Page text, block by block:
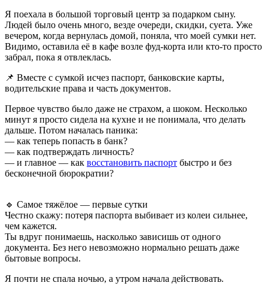
Я поехала в большой торговый центр за подарком сыну.
Людей было очень много, везде очереди, скидки, суета. Уже
вечером, когда вернулась домой, поняла, что моей сумки нет.
Видимо, оставила её в кафе возле фуд-корта или кто-то просто
забрал, пока я отвлеклась.
📌 Вместе с сумкой исчез паспорт, банковские карты,
водительские права и часть документов.
Первое чувство было даже не страхом, а шоком. Несколько
минут я просто сидела на кухне и не понимала, что делать
дальше. Потом началась паника:
— как теперь попасть в банк?
— как подтверждать личность?
— и главное — как восстановить паспорт быстро и без
бесконечной бюрократии?
🔹 Самое тяжёлое — первые сутки
Честно скажу: потеря паспорта выбивает из колеи сильнее,
чем кажется.
Ты вдруг понимаешь, насколько зависишь от одного
документа. Без него невозможно нормально решать даже
бытовые вопросы.
Я почти не спала ночью, а утром начала действовать.